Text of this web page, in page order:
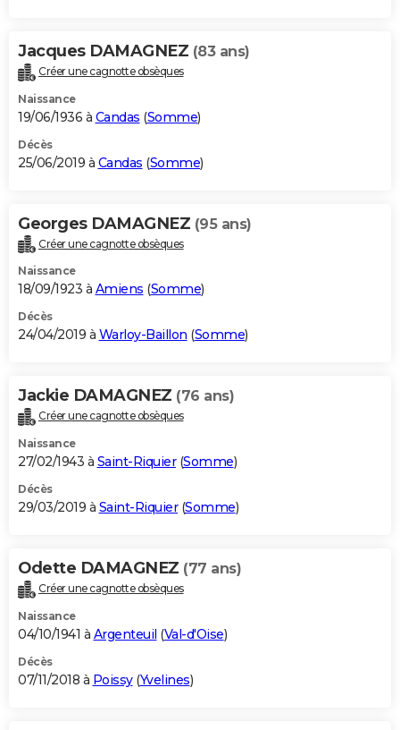
Jacques DAMAGNEZ (83 ans)
Créer une cagnotte obsèques
Naissance
19/06/1936 à Candas (Somme)
Décès
25/06/2019 à Candas (Somme)
Georges DAMAGNEZ (95 ans)
Créer une cagnotte obsèques
Naissance
18/09/1923 à Amiens (Somme)
Décès
24/04/2019 à Warloy-Baillon (Somme)
Jackie DAMAGNEZ (76 ans)
Créer une cagnotte obsèques
Naissance
27/02/1943 à Saint-Riquier(Somme)
Décès
29/03/2019 à Saint-Riquier(Somme)
Odette DAMAGNEZ (77 ans)
Créer une cagnotte obsèques
Naissance
04/10/1941 à Argenteuil (Val-d'Oise)
Décès
07/11/2018 à Poissy(Yvelines)